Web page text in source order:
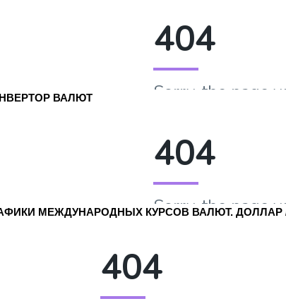
ВАЛЮТ
МЕЖДУНАРОДНЫХ КУРСОВ ВАЛЮТ. ДОЛЛАР